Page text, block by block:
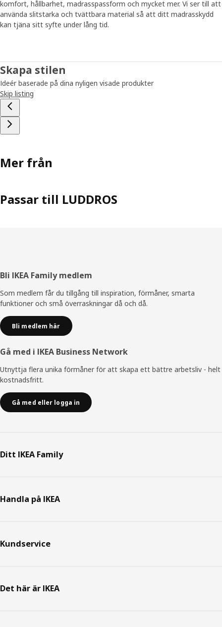
komfort, hållbarhet, madrasspassform och mycket mer. Vi ser till att
använda slitstarka och tvättbara material så att ditt madrasskydd
kan tjäna sitt syfte under lång tid.
Skapa stilen
Ideér baserade på dina nyligen visade produkter
Skip listing
Mer från
Passar till LUDDROS
Sidfot
Bli IKEA Family medlem
Som medlem får du tillgång till inspiration, förmåner, smarta
funktioner och små överraskningar då och då.
Bli medlem här
Gå med i IKEA Business Network
Utnyttja flera unika förmåner för att skapa ett bättre arbetsliv - helt
kostnadsfritt.
Gå med eller logga in
Ditt IKEA Family
Handla på IKEA
Kundservice
Det här är IKEA